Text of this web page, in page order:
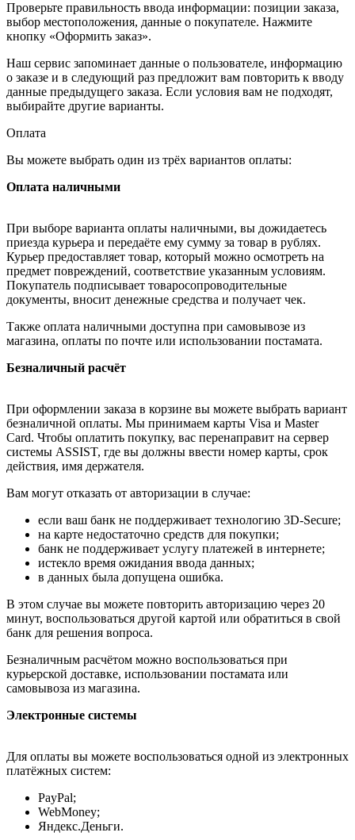
Проверьте правильность ввода информации: позиции заказа,
выбор местоположения, данные о покупателе. Нажмите
кнопку «Оформить заказ».
Наш сервис запоминает данные о пользователе, информацию
о заказе и в следующий раз предложит вам повторить к вводу
данные предыдущего заказа. Если условия вам не подходят,
выбирайте другие варианты.
Оплата
Вы можете выбрать один из трёх вариантов оплаты:
Оплата наличными
При выборе варианта оплаты наличными, вы дожидаетесь
приезда курьера и передаёте ему сумму за товар в рублях.
Курьер предоставляет товар, который можно осмотреть на
предмет повреждений, соответствие указанным условиям.
Покупатель подписывает товаросопроводительные
документы, вносит денежные средства и получает чек.
Также оплата наличными доступна при самовывозе из
магазина, оплаты по почте или использовании постамата.
Безналичный расчёт
При оформлении заказа в корзине вы можете выбрать вариант
безналичной оплаты. Мы принимаем карты Visa и Master
Card. Чтобы оплатить покупку, вас перенаправит на сервер
системы ASSIST, где вы должны ввести номер карты, срок
действия, имя держателя.
Вам могут отказать от авторизации в случае:
если ваш банк не поддерживает технологию 3D-Secure;
на карте недостаточно средств для покупки;
банк не поддерживает услугу платежей в интернете;
истекло время ожидания ввода данных;
в данных была допущена ошибка.
В этом случае вы можете повторить авторизацию через 20
минут, воспользоваться другой картой или обратиться в свой
банк для решения вопроса.
Безналичным расчётом можно воспользоваться при
курьерской доставке, использовании постамата или
самовывоза из магазина.
Электронные системы
Для оплаты вы можете воспользоваться одной из электронных
платёжных систем:
PayPal;
WebMoney;
Яндекс.Деньги.